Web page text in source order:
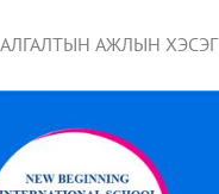
АЖЛЫН ХЭСЭГ